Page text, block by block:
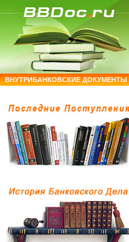
ВНУТРИБАНКОВСКИЕ ДОКУМЕНТЫ